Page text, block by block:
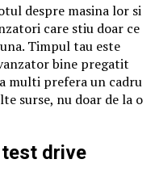
despre masina lor si
care stiu doar ce
Timpul tau este
bine pregatit
multi prefera un cadru
surse, nu doar de la o
drive